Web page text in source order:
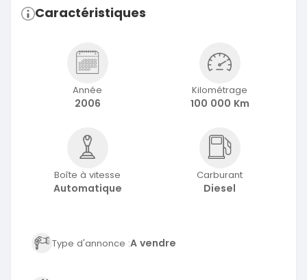
Caractéristiques
Année
2006
Kilométrage
100 000 Km
Boîte à vitesse
Automatique
Carburant
Diesel
Type d'annonce :A vendre